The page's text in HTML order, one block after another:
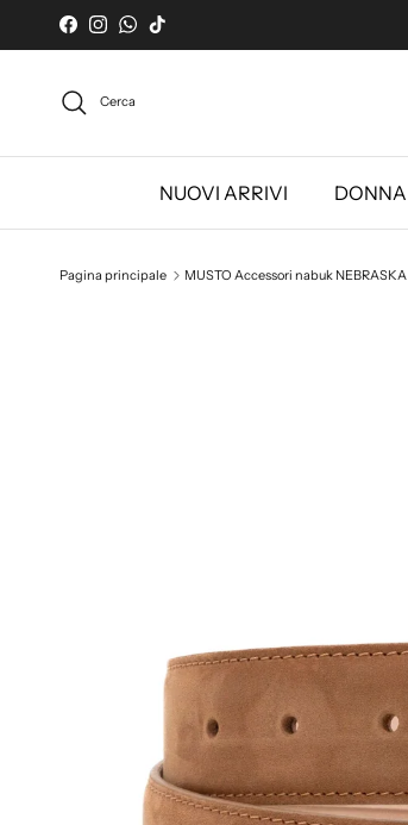
Passa ai contenuti
FacebookInstagram
WhatsApp
TikTok
Cerca
NUOVI ARRIVI DONNA
Pagina principale MUSTO Accessori nabuk NEBRASKA